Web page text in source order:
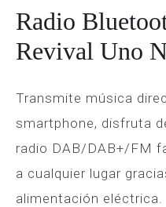
Radio
Revival Uno
Transmite música
smartphone, disfruta
radio DAB/DAB+/FM
a cualquier lugar
alimentación eléctrica.